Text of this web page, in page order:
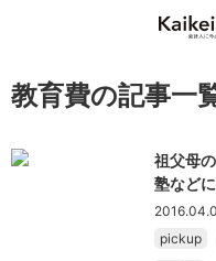
教育費の記事一
祖父母
塾など
pickup